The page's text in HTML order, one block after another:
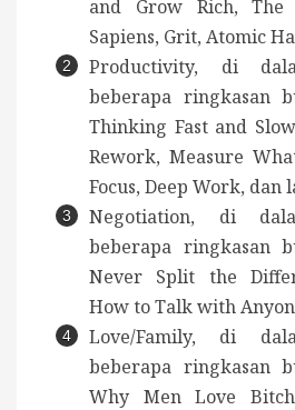
and Grow Rich,
Sapiens, Grit, Atomic
Productivity, di
beberapa ringkasan
Thinking Fast and
Rework, Measure
Focus, Deep Work, dan
Negotiation, di
beberapa ringkasan
Never Split the
How to Talk with
Love/Family, di
beberapa ringkasan
Why Men Love